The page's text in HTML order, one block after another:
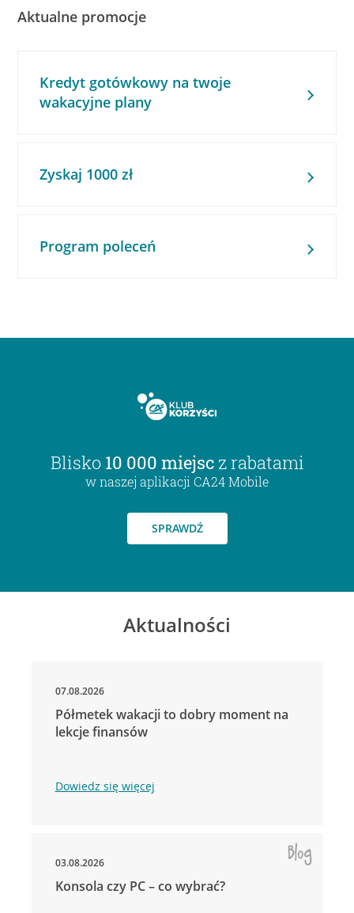
Aktualne promocje
Kredyt gotówkowy na twoje
wakacyjne plany
Zyskaj 1000 zł
Program poleceń
Blisko 10 000 miejsc z rabatami
w naszej aplikacji CA24 Mobile
SPRAWDŹ
Aktualności
07.08.2026
Półmetek wakacji to dobry moment na
lekcje finansów
Dowiedz się więcej
03.08.2026
Konsola czy PC – co wybrać?